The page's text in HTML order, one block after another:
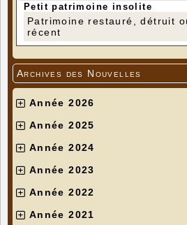
Petit patrimoine insolite
Patrimoine restauré, détruit
récent
Archives des Nouvelles
Année 2026
Année 2025
Année 2024
Année 2023
Année 2022
Année 2021